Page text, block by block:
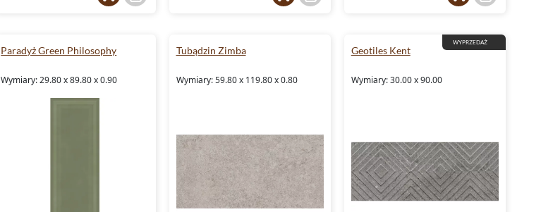
Paradyż Green Philosophy
Wymiary: 29.80 x 89.80 x 0.90
Tubądzin Zimba
Wymiary: 59.80 x 119.80 x 0.80
WYPRZEDAŻ
Geotiles Kent
Wymiary: 30.00 x 90.00